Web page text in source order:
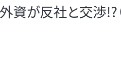
が反社と交渉!?（